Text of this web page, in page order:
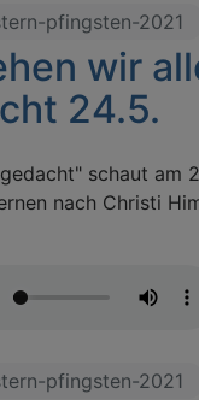
pfingsten-2021
wir
24.5.
schaut am
nach Christi
pfingsten-2021